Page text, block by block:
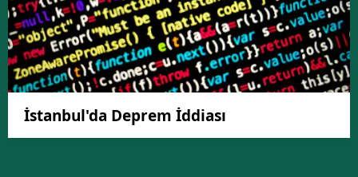
İstanbul'da Deprem İddiası